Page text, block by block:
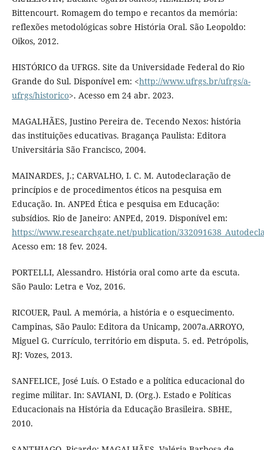
Bittencourt. Romagem do tempo e recantos da memória:
reflexões metodológicas sobre História Oral. São Leopoldo:
Oikos, 2012.
HISTÓRICO da UFRGS. Site da Universidade Federal do Rio
Grande do Sul. Disponível em: <http://www.ufrgs.br/ufrgs/a-
ufrgs/historico>. Acesso em 24 abr. 2023.
MAGALHÃES, Justino Pereira de. Tecendo Nexos: história
das instituições educativas. Bragança Paulista: Editora
Universitária São Francisco, 2004.
MAINARDES, J.; CARVALHO, I. C. M. Autodeclaração de
princípios e de procedimentos éticos na pesquisa em
Educação. In. ANPEd Ética e pesquisa em Educação:
subsídios. Rio de Janeiro: ANPEd, 2019. Disponível em:
https://www.researchgate.net/publication/
Acesso em: 18 fev. 2024.
PORTELLI, Alessandro. História oral como arte da escuta.
São Paulo: Letra e Voz, 2016.
RICOUER, Paul. A memória, a história e o esquecimento.
Campinas, São Paulo: Editora da Unicamp, 2007a.ARROYO,
Miguel G. Currículo, território em disputa. 5. ed. Petrópolis,
RJ: Vozes, 2013.
SANFELICE, José Luís. O Estado e a política educacional do
regime militar. In: SAVIANI, D. (Org.). Estado e Políticas
Educacionais na História da Educação Brasileira. SBHE,
2010.